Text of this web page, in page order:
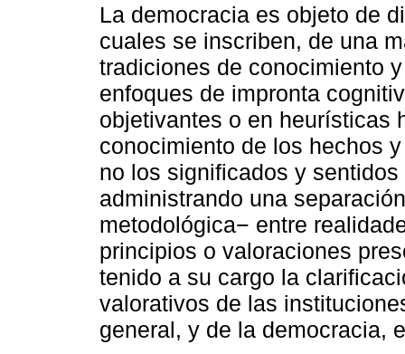
La democracia es objeto de
cuales se inscriben, de una
tradiciones de conocimiento
enfoques de impronta
objetivantes o en heurísticas
conocimiento de los hechos
no los significados y
administrando una
metodológica− entre
principios o valoraciones
tenido a su cargo la
valorativos de las
general, y de la democracia,